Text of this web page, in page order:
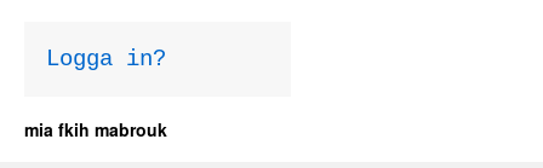
Logga in?
mia fkih mabrouk